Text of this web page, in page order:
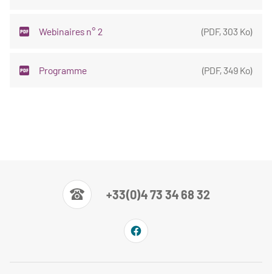
Webinaires n° 2 (PDF,303 Ko)
Programme (PDF,349 Ko)
+33(0)4 73 34 68 32